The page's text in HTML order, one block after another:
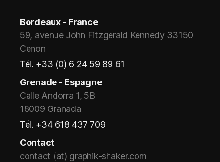
Bordeaux - France
59, avenue John Fitzgerald Kennedy 33150
Cenon
Tél. +33 (0) 6 24 59 89 61
Grenade - Espagne
Calle Andorra 1, 5B
18009 Granada
Tél. +34 618 437 709
Contact
contact (at) graphik-shaker.com